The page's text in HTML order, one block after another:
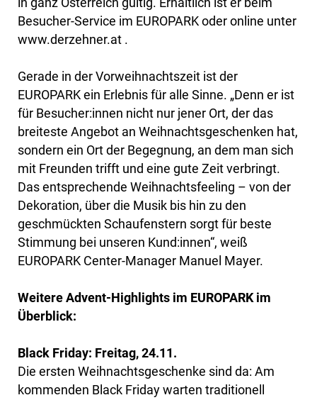
Besucher-Service im EUROPARK oder online unter
www.derzehner.at .
Gerade in der Vorweihnachtszeit ist der
EUROPARK ein Erlebnis für alle Sinne. „Denn er ist
für Besucher:innen nicht nur jener Ort, der das
breiteste Angebot an Weihnachtsgeschenken hat,
sondern ein Ort der Begegnung, an dem man sich
mit Freunden trifft und eine gute Zeit verbringt.
Das entsprechende Weihnachtsfeeling – von der
Dekoration, über die Musik bis hin zu den
geschmückten Schaufenstern sorgt für beste
Stimmung bei unseren Kund:innen“, weiß
EUROPARK Center-Manager Manuel Mayer.
Weitere Advent-Highlights im EUROPARK im
Überblick:
Black Friday: Freitag, 24.11.
Die ersten Weihnachtsgeschenke sind da: Am
kommenden Black Friday warten traditionell